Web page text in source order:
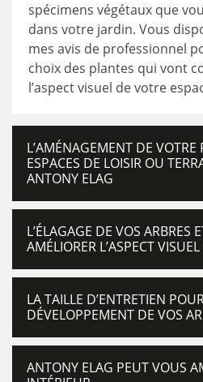
spécimens végétaux que
dans votre jardin. Vous
mes avis de professionnel
choix des plantes qui vont
l’aspect visuel de votre
L’AMÉNAGEMENT DE VOTRE
ESPACES DE LOISIR OU
ANTONY ELAG
L’ÉLAGAGE DE VOS ARBRES
AMÉLIORER L’ASPECT
LA TAILLE D’ENTRETIEN
DÉVELOPPEMENT DE VOS
ANTONY ELAG PEUT VOUS